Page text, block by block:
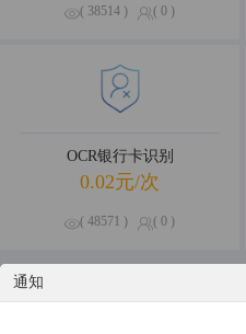
通知
( 38514 ) ( 0 )
OCR银行卡识别
0.02元/次
( 48571 ) ( 0 )
特